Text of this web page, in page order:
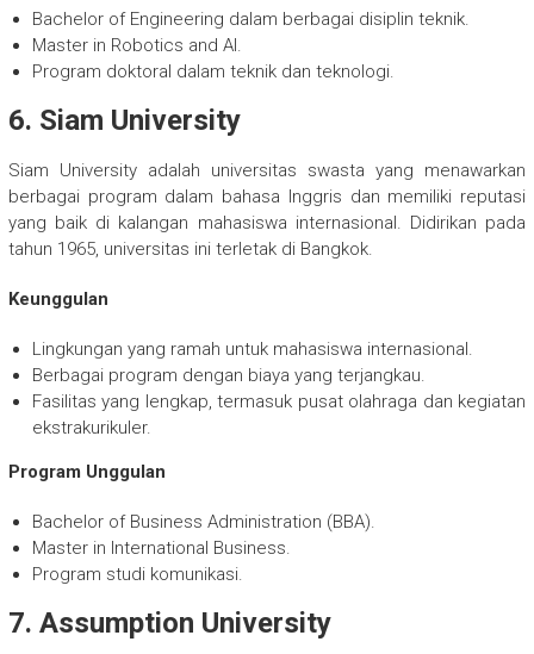
Bachelor of Engineering dalam berbagai disiplin teknik.
Master in Robotics and AI.
Program doktoral dalam teknik dan teknologi.
6. Siam University
Siam University adalah universitas swasta yang menawarkan
berbagai program dalam bahasa Inggris dan memiliki reputasi
yang baik di kalangan mahasiswa internasional. Didirikan pada
tahun 1965, universitas ini terletak di Bangkok.
Keunggulan
Lingkungan yang ramah untuk mahasiswa internasional.
Berbagai program dengan biaya yang terjangkau.
Fasilitas yang lengkap, termasuk pusat olahraga dan kegiatan
ekstrakurikuler.
Program Unggulan
Bachelor of Business Administration (BBA).
Master in International Business.
Program studi komunikasi.
7. Assumption University